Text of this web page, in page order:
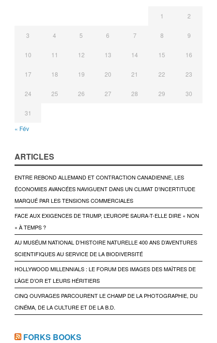
1 2
3 4 5 6 7 8 9
10 11 12 13 14 15 16
17 18 19 20 21 22 23
24 25 26 27 28 29 30
31
« Fév
ARTICLES
ENTRE REBOND ALLEMAND ET CONTRACTION CANADIENNE, LES
ÉCONOMIES AVANCÉES NAVIGUENT DANS UN CLIMAT D’INCERTITUDE
MARQUÉ PAR LES TENSIONS COMMERCIALES
FACE AUX EXIGENCES DE TRUMP, L’EUROPE SAURA-T-ELLE DIRE « NON
» À TEMPS ?
AU MUSÉUM NATIONAL D’HISTOIRE NATURELLE 400 ANS D’AVENTURES
SCIENTIFIQUES AU SERVICE DE LA BIODIVERSITÉ
HOLLYWOOD MILLENNIALS : LE FORUM DES IMAGES DES MAÎTRES DE
L’ÂGE D’OR ET LEURS HÉRITIERS
CINQ OUVRAGES PARCOURENT LE CHAMP DE LA PHOTOGRAPHIE, DU
CINÉMA, DE LA CULTURE ET DE LA B.D.
FORKS BOOKS